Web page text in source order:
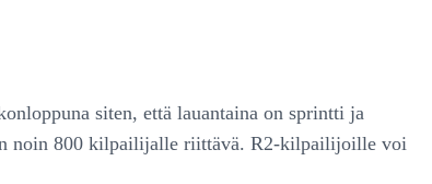
siten, että lauantaina on sprintti ja
noin 800 kilpailijalle riittävä. R2-kilpailijoille voi